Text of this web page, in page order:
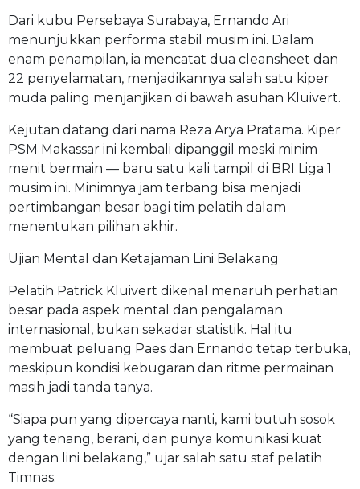
Dari kubu Persebaya Surabaya, Ernando Ari
menunjukkan performa stabil musim ini. Dalam
enam penampilan, ia mencatat dua cleansheet dan
22 penyelamatan, menjadikannya salah satu kiper
muda paling menjanjikan di bawah asuhan Kluivert.
Kejutan datang dari nama Reza Arya Pratama. Kiper
PSM Makassar ini kembali dipanggil meski minim
menit bermain — baru satu kali tampil di BRI Liga 1
musim ini. Minimnya jam terbang bisa menjadi
pertimbangan besar bagi tim pelatih dalam
menentukan pilihan akhir.
Ujian Mental dan Ketajaman Lini Belakang
Pelatih Patrick Kluivert dikenal menaruh perhatian
besar pada aspek mental dan pengalaman
internasional, bukan sekadar statistik. Hal itu
membuat peluang Paes dan Ernando tetap terbuka,
meskipun kondisi kebugaran dan ritme permainan
masih jadi tanda tanya.
“Siapa pun yang dipercaya nanti, kami butuh sosok
yang tenang, berani, dan punya komunikasi kuat
dengan lini belakang,” ujar salah satu staf pelatih
Timnas.